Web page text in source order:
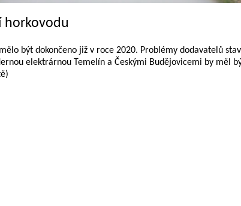
horkovodu
být dokončeno již v roce 2020. Problémy dodavatelů
elektrárnou Temelín a Českými Budějovicemi by měl